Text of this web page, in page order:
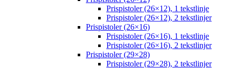
Prispistoler (26×12), 1 tekstlinje
Prispistoler (26×12), 2 tekstlinjer
Prispistoler (26×16)
Prispistoler (26×16), 1 tekstlinje
Prispistoler (26×16), 2 tekstlinjer
Prispistoler (29×28)
Prispistoler (29×28), 2 tekstlinjer